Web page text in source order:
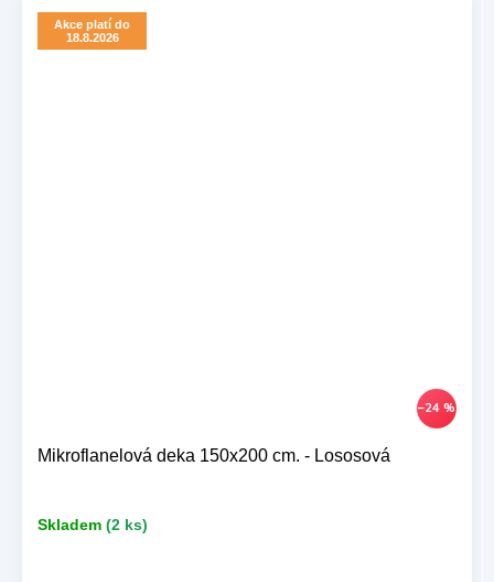
Akce platí do
18.8.2026
–24 %
Mikroflanelová deka 150x200 cm. - Lososová
Skladem (2 ks)